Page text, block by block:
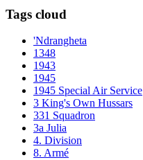
Tags cloud
'Ndrangheta
1348
1943
1945
1945 Special Air Service
3 King's Own Hussars
331 Squadron
3a Julia
4. Division
8. Armé